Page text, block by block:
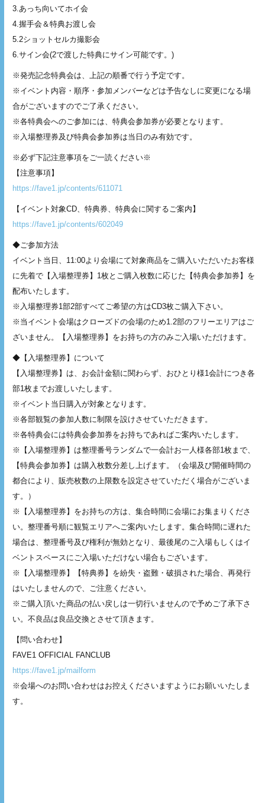
3.あっち向いてホイ会
4.握手会＆特典お渡し会
5.2ショットセルカ撮影会
6.サイン会(2で渡した特典にサイン可能です。)
※発売記念特典会は、上記の順番で行う予定です。
※イベント内容・順序・参加メンバーなどは予告なしに変更になる場
合がございますのでご了承ください。
※各特典会へのご参加には、特典会参加券が必要となります。
※入場整理券及び特典会参加券は当日のみ有効です。
※必ず下記注意事項をご一読ください※
【注意事項】
https://fave1.jp/contents/611071
【イベント対象CD、特典券、特典会に関するご案内】
https://fave1.jp/contents/602049
◆ご参加方法
イベント当日、11:00より会場にて対象商品をご購入いただいたお客様
に先着で【入場整理券】1枚とご購入枚数に応じた【特典会参加券】を
配布いたします。
※入場整理券1部2部すべてご希望の方はCD3枚ご購入下さい。
※当イベント会場はクローズドの会場のため1.2部のフリーエリアはご
ざいません。【入場整理券】をお持ちの方のみご入場いただけます。
◆【入場整理券】について
【入場整理券】は、お会計金額に関わらず、おひとり様1会計につき各
部1枚までお渡しいたします。
※イベント当日購入が対象となります。
※各部観覧の参加人数に制限を設けさせていただきます。
※各特典会には特典会参加券をお持ちであればご案内いたします。
※【入場整理券】は整理番号ランダムで一会計お一人様各部1枚まで、
【特典会参加券】は購入枚数分差し上げます。（会場及び開催時間の
都合により、販売枚数の上限数を設定させていただく場合がございま
す。）
※【入場整理券】をお持ちの方は、集合時間に会場にお集まりくださ
い。整理番号順に観覧エリアへご案内いたします。集合時間に遅れた
場合は、整理番号及び権利が無効となり、最後尾のご⼊場もしくはイ
ベントスペースにご⼊場いただけない場合もございます。
※【入場整理券】【特典券】を紛失・盗難・破損された場合、再発⾏
はいたしませんので、ご注意ください。
※ご購入頂いた商品の払い戻しは一切行いませんので予めご了承下さ
い。不良品は良品交換とさせて頂きます。
【問い合わせ】
FAVE1 OFFICIAL FANCLUB
https://fave1.jp/mailform
※会場へのお問い合わせはお控えくださいますようにお願いいたしま
す。